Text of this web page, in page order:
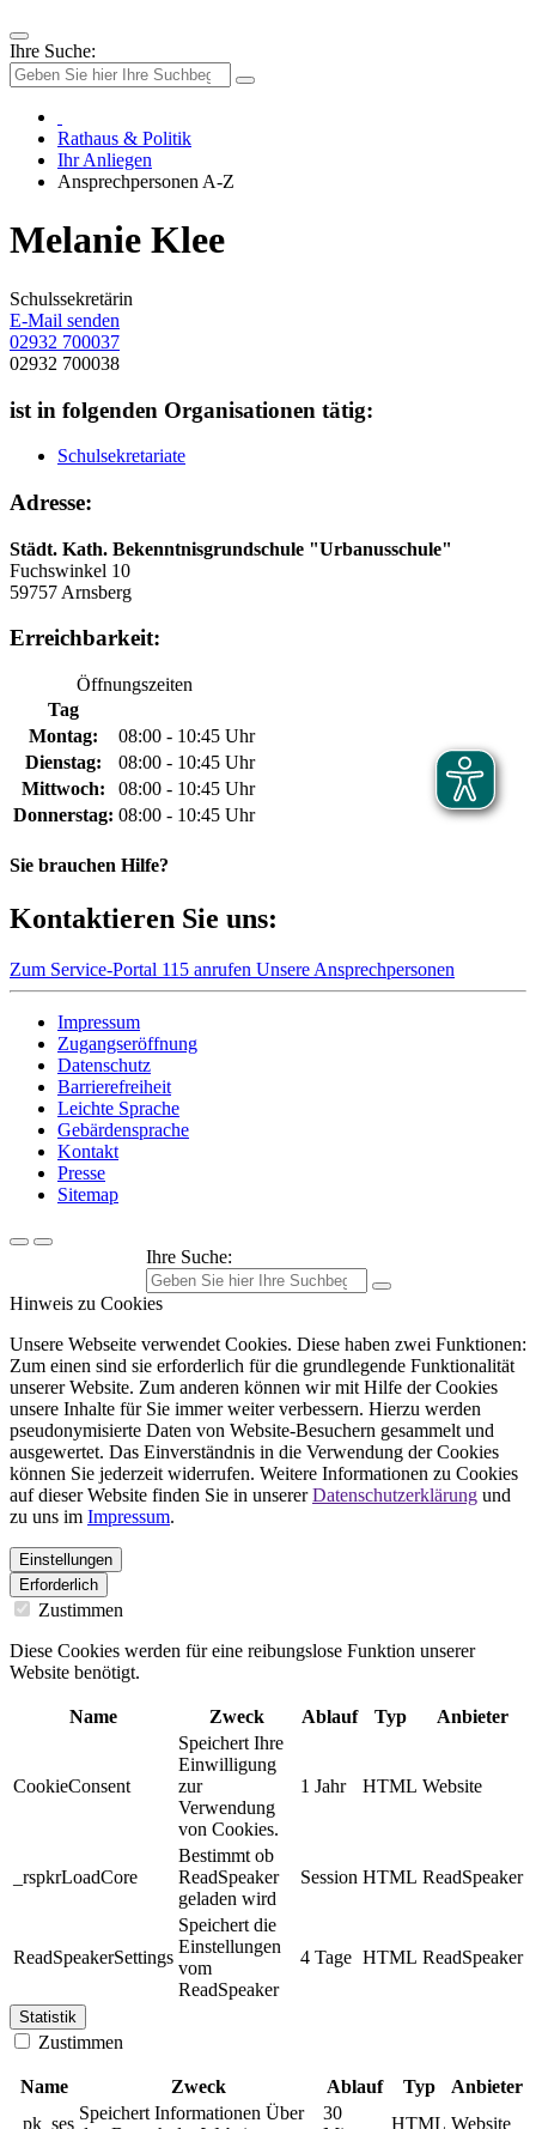
Ihre Suche:
Rathaus & Politik
Ihr Anliegen
Ansprechpersonen A-Z
Melanie Klee
Schulssekretärin
E-Mail senden
02932 700037
02932 700038
ist in folgenden Organisationen tätig:
Schulsekretariate
Adresse:
Städt. Kath. Bekenntnisgrundschule "Urbanusschule"
Fuchswinkel 10
59757 Arnsberg
Erreichbarkeit:
Öffnungszeiten
Tag
Montag:
08:00 - 10:45 Uhr
Dienstag:
08:00 - 10:45 Uhr
Mittwoch:
08:00 - 10:45 Uhr
Donnerstag: 08:00 - 10:45 Uhr
Sie brauchen Hilfe?
Kontaktieren Sie uns:
Zum Service-Portal 115 anrufen Unsere Ansprechpersonen
Impressum
Zugangseröffnung
Datenschutz
Barrierefreiheit
Leichte Sprache
Gebärdensprache
Kontakt
Presse
Sitemap
Ihre Suche:
Hinweis zu Cookies
Unsere Webseite verwendet Cookies. Diese haben zwei Funktionen:
Zum einen sind sie erforderlich für die grundlegende Funktionalität
unserer Website. Zum anderen können wir mit Hilfe der Cookies
unsere Inhalte für Sie immer weiter verbessern. Hierzu werden
pseudonymisierte Daten von Website-Besuchern gesammelt und
ausgewertet. Das Einverständnis in die Verwendung der Cookies
können Sie jederzeit widerrufen. Weitere Informationen zu Cookies
auf dieser Website finden Sie in unsererDatenschutzerklärung und
zu uns im Impressum.
Einstellungen
Erforderlich
Zustimmen
Diese Cookies werden für eine reibungslose Funktion unserer
Website benötigt.
Name Zweck Ablauf Typ Anbieter
CookieConsent
Speichert Ihre
Einwilligung
zur
Verwendung
von Cookies.
1 Jahr HTML Website
_rspkrLoadCore
Bestimmt ob
ReadSpeaker
geladen wird
Session HTML ReadSpeaker
ReadSpeakerSettings
Speichert die
Einstellungen
vom
ReadSpeaker
4 Tage HTML ReadSpeaker
Statistik
Zustimmen
Name Zweck Ablauf Typ
Anbieter
_pk_ses
Speichert Informationen Über
30
HTML Website